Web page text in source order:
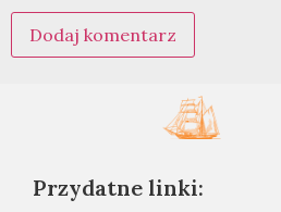
Przydatne linki: